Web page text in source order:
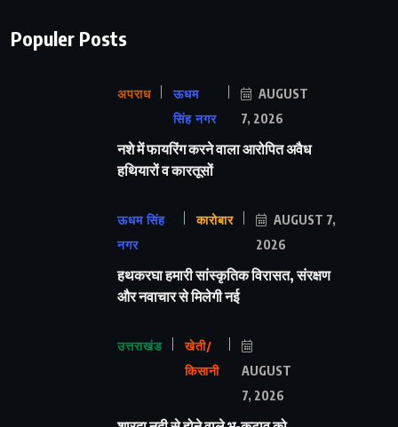
Populer Posts
अपराध
ऊधम
सिंह नगर
AUGUST
7, 2026
नशे में फायरिंग करने वाला आरोपित अवैध
हथियारों व कारतूसों
ऊधम सिंह
नगर
कारोबार
AUGUST 7,
2026
हथकरघा हमारी सांस्कृतिक विरासत, संरक्षण
और नवाचार से मिलेगी नई
उत्तराखंड
खेती/
किसानी
AUGUST
7, 2026